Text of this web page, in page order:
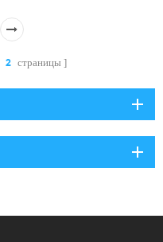
колодке
2 страницы